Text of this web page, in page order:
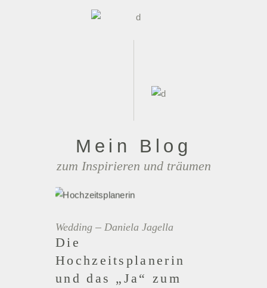
Mein Blog
zum Inspirieren und träumen
Wedding Daniela Jagella
Die
Hochzeitsplanerin
und das „Ja“ zum